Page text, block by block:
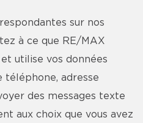
sur nos
à ce que RE/MAX
utilise vos données
téléphone, adresse
des messages texte
aux choix que vous avez